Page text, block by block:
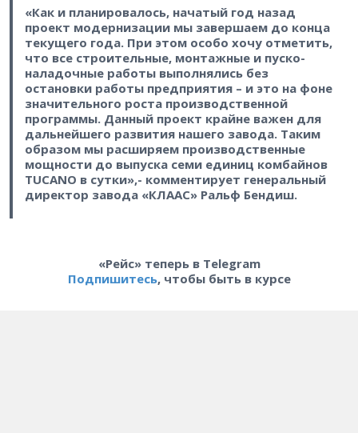
«Как и планировалось, начатый год назад
проект модернизации мы завершаем до конца
текущего года. При этом особо хочу отметить,
что все строительные, монтажные и пуско-
наладочные работы выполнялись без
остановки работы предприятия – и это на фоне
значительного роста производственной
программы. Данный проект крайне важен для
дальнейшего развития нашего завода. Таким
образом мы расширяем производственные
мощности до выпуска семи единиц комбайнов
TUCANO в сутки»,- комментирует генеральный
директор завода «КЛААС» Ральф Бендиш.
«Рейс» теперь в Telegram
Подпишитесь, чтобы быть в курсе